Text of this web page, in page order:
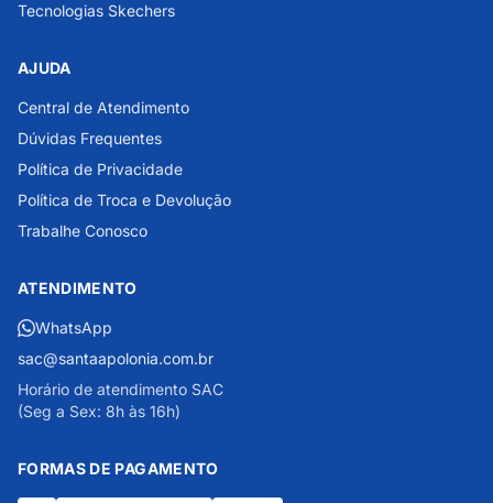
Tecnologias Skechers
AJUDA
Central de Atendimento
Dúvidas Frequentes
Política de Privacidade
Política de Troca e Devolução
Trabalhe Conosco
ATENDIMENTO
WhatsApp
sac@santaapolonia.com.br
Horário de atendimento SAC
(Seg a Sex: 8h às 16h)
FORMAS DE PAGAMENTO